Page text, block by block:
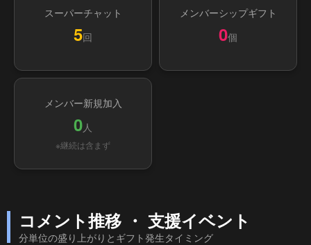
スーパーチャット
5回
メンバーシップギフト
0個
メンバー新規加入
0人
※継続は含まず
コメント推移 ・ 支援イベント
分単位の盛り上がりとギフト発生タイミング